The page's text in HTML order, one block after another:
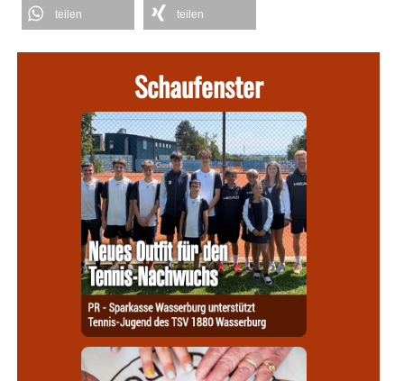
teilen teilen
Schaufenster